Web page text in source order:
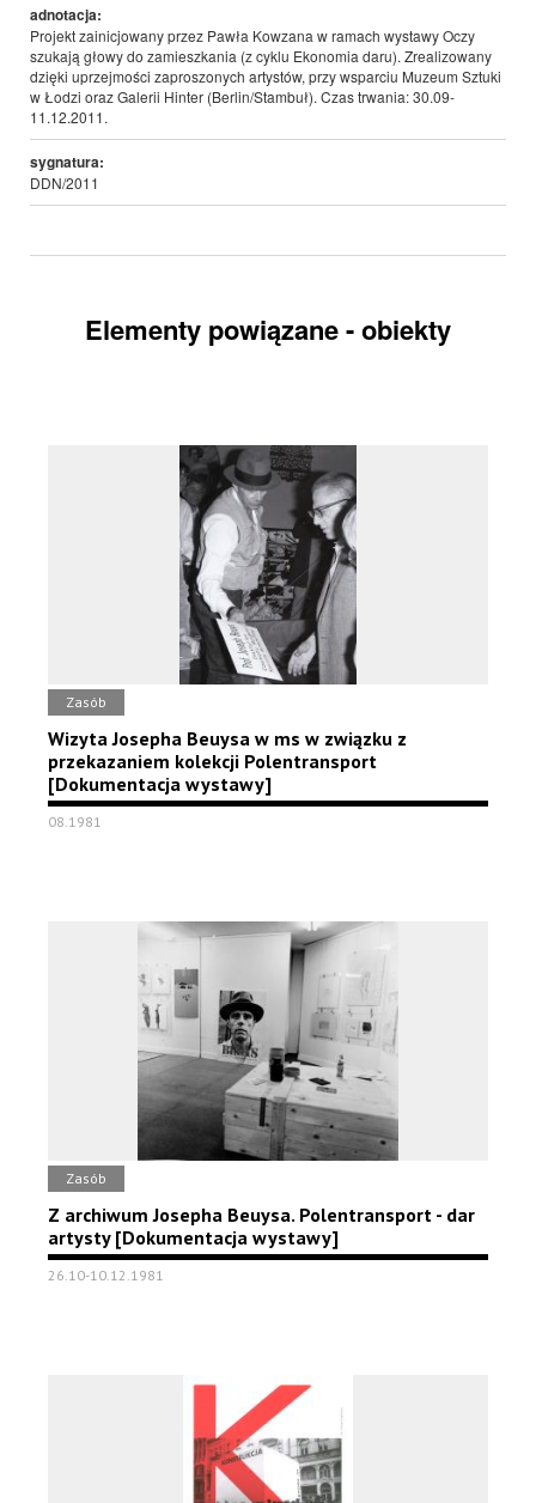
adnotacja:
Projekt zainicjowany przez Pawła Kowzana w ramach wystawy Oczy
szukają głowy do zamieszkania (z cyklu Ekonomia daru). Zrealizowany
dzięki uprzejmości zaproszonych artystów, przy wsparciu Muzeum Sztuki
w Łodzi oraz Galerii Hinter (Berlin/Stambuł). Czas trwania: 30.09-
11.12.2011.
sygnatura:
DDN/2011
Elementy powiązane - obiekty
Zasób
Wizyta Josepha Beuysa w ms w związku z
przekazaniem kolekcji Polentransport
[Dokumentacja wystawy]
08.1981
Zasób
Z archiwum Josepha Beuysa. Polentransport - dar
artysty [Dokumentacja wystawy]
26.10-10.12.1981